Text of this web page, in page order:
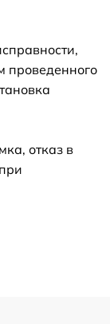
проведенного
отказ в